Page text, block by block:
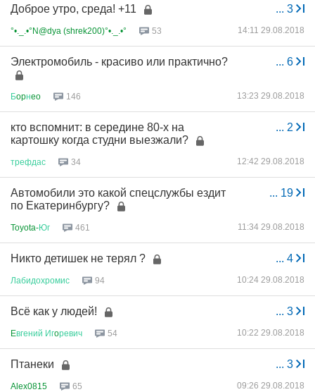
... 3
Доброе утро, среда! +11
°•._.•°N@dya (shrek200)°•._.•° 53 14:11 29.08.2018
... 6
Электромобиль - красиво или практично?
Бopнeo 146 13:23 29.08.2018
... 2
кто вспомнит: в середине 80-х на
картошку когда студни выезжали?
трефдас 34 12:42 29.08.2018
... 19
Автомобили это какой спецслужбы ездит
по Екатеринбургу?
Toyota-Юг 461 11:34 29.08.2018
... 4
Никто детишек не терял ?
Лабидохромис 94 10:24 29.08.2018
... 3
Всё как у людей!
Eвгений Игoревич 54 10:22 29.08.2018
... 3
Птанеки
Alex0815 65 09:26 29.08.2018